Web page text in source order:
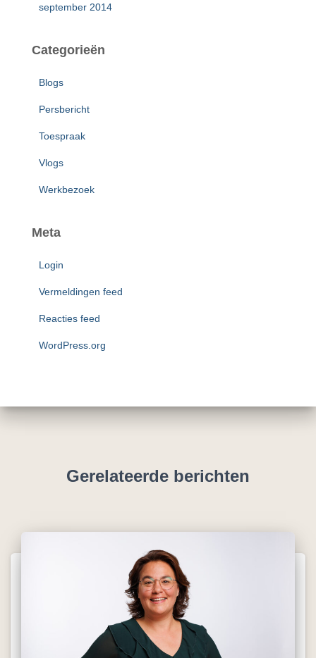
september 2014
Categorieën
Blogs
Persbericht
Toespraak
Vlogs
Werkbezoek
Meta
Login
Vermeldingen feed
Reacties feed
WordPress.org
Gerelateerde berichten